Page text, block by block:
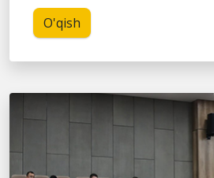
O'qish